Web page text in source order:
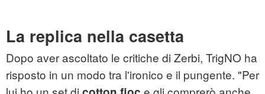
La replica nella casetta
Dopo aver ascoltato le critiche di Zerbi, TrigNO ha
risposto in un modo tra l'ironico e il pungente. "Per